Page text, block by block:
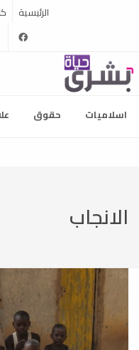
الرئيسية
اسلاميات حقوق
الانجاب